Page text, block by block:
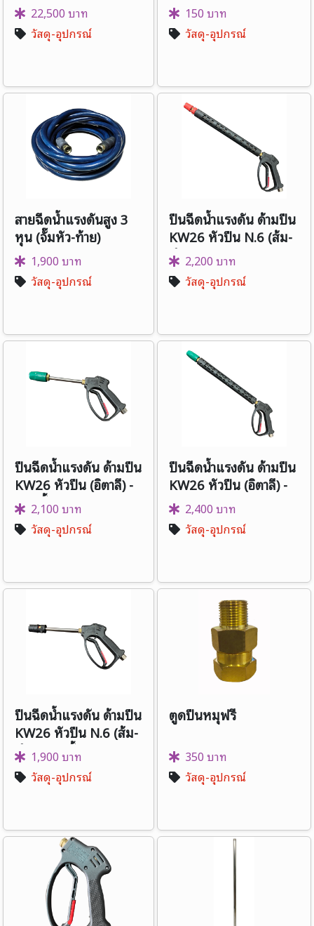
22,500 บาท
วัสดุ-อุปกรณ์
150 บาท
วัสดุ-อุปกรณ์
สายฉีดน้ำแรงดันสูง 3
หุน (จั๊มหัว-ท้าย)
1,900 บาท
วัสดุ-อุปกรณ์
ปืนฉีดน้ำแรงดัน ด้ามปืน
KW26 หัวปืน N.6 (ส้ม-
ดำ) - แกนยาว
2,200 บาท
วัสดุ-อุปกรณ์
ปืนฉีดน้ำแรงดัน ด้ามปืน
KW26 หัวปืน (อิตาลี) -
แกนสั้น
2,100 บาท
วัสดุ-อุปกรณ์
ปืนฉีดน้ำแรงดัน ด้ามปืน
KW26 หัวปืน (อิตาลี) -
แกนยาว
2,400 บาท
วัสดุ-อุปกรณ์
ปืนฉีดน้ำแรงดัน ด้ามปืน
KW26 หัวปืน N.6 (ส้ม-
ดำ) - แกนสั้น
1,900 บาท
วัสดุ-อุปกรณ์
ตูดปืนหมุฟรี
350 บาท
วัสดุ-อุปกรณ์